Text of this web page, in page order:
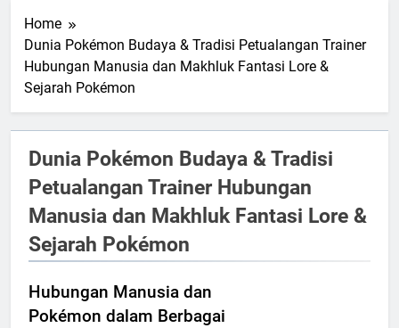
Home
Dunia Pokémon Budaya & Tradisi Petualangan Trainer
Hubungan Manusia dan Makhluk Fantasi Lore &
Sejarah Pokémon
Dunia Pokémon Budaya & Tradisi
Petualangan Trainer Hubungan
Manusia dan Makhluk Fantasi Lore &
Sejarah Pokémon
Hubungan Manusia dan
Pokémon dalam Berbagai